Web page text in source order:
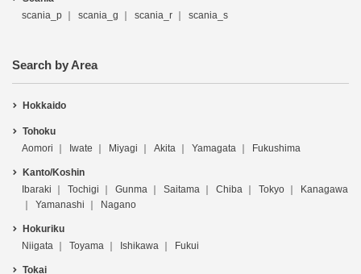
scania_p
scania_g scania_r scania_s
Search by Area
Hokkaido
Tohoku
Aomori
Iwate Miyagi Akita Yamagata Fukushima
Kanto/Koshin
Ibaraki
Tochigi Gunma Saitama Chiba Tokyo
Kanagawa
Yamanashi
Nagano
Hokuriku
Niigata
Toyama Ishikawa Fukui
Tokai